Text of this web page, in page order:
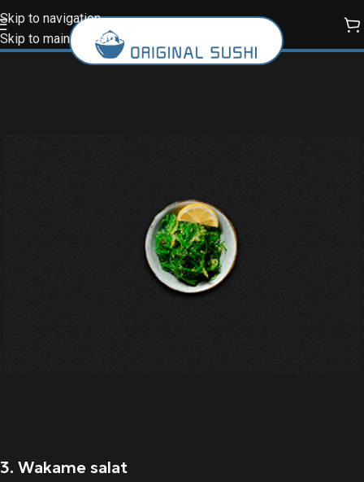
Skip to navigation
Skip to main content
3. Wakame salat